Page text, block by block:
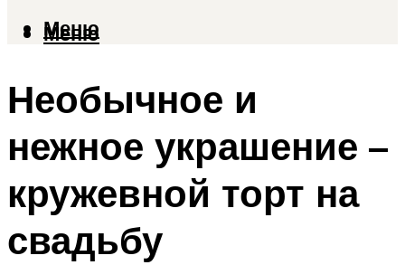
Меню
Меню
Необычное и
нежное украшение –
кружевной торт на
свадьбу